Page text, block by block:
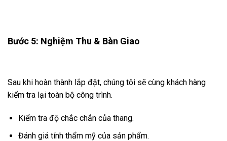
Bước 5: Nghiệm Thu & Bàn Giao
Sau khi hoàn thành lắp đặt, chúng tôi sẽ cùng khách hàng
kiểm tra lại toàn bộ công trình.
Kiểm tra độ chắc chắn của thang.
Đánh giá tính thẩm mỹ của sản phẩm.